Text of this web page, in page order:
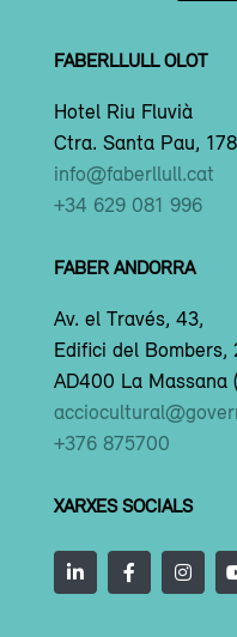
FABERLLULL OLOT
Hotel Riu Fluvià
Ctra. Santa Pau,
info@faberllull.cat
+34 629 081 996
FABER ANDORRA
Av. el Través, 43,
Edifici del Bombers,
AD400 La Massana
+376 875700
XARXES SOCIALS